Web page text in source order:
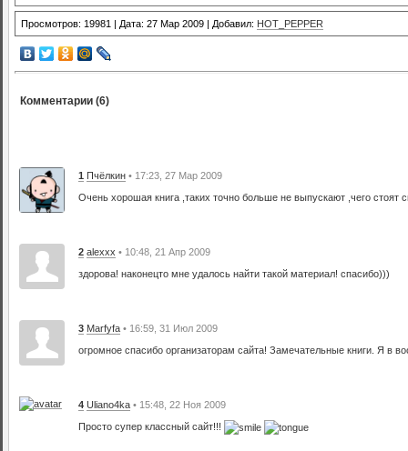
Просмотров: 19981 | Дата: 27 Мар 2009 | Добавил: HOT_PEPPER
Комментарии (6)
1 Пчёлкин • 17:23, 27 Мар 2009
Очень хорошая книга ,таких точно больше не выпускают ,чего стоят
2 alexxx • 10:48, 21 Апр 2009
здорова! наконецто мне удалось найти такой материал! спасибо)))
3 Marfyfa • 16:59, 31 Июл 2009
огромное спасибо организаторам сайта! Замечательные книги. Я в
4 Uliano4ka • 15:48, 22 Ноя 2009
Просто супер классный сайт!!!